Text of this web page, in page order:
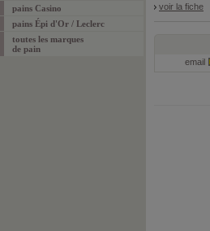
pains Casino
pains Épi d'Or / Leclerc
toutes les marques
de pain
voir la fiche
email